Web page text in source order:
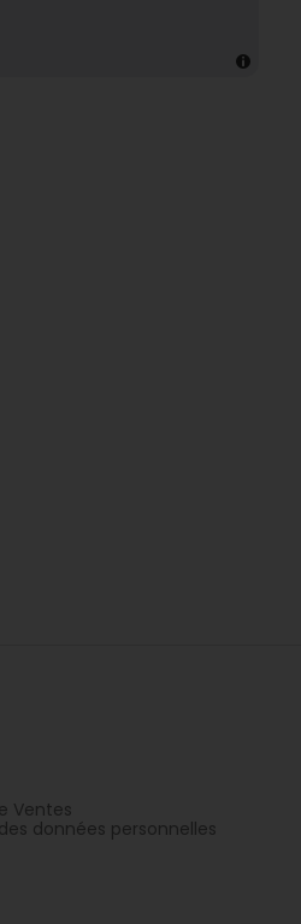
Ventes
données personnelles